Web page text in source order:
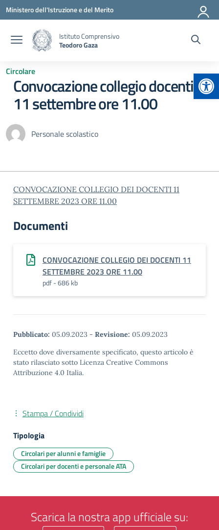
Vai ai contenuti
Vai al menu di navigazione
Vai al footer
Ministero dell'Istruzione e del Merito
Istituto Comprensivo
Teodoro Gaza
Circolare
Convocazione collegio docenti
11 settembre ore 11.00
Personale scolastico
CONVOCAZIONE COLLEGIO DEI DOCENTI 11
SETTEMBRE 2023 ORE 11.00
Documenti
CONVOCAZIONE COLLEGIO DEI DOCENTI 11
SETTEMBRE 2023 ORE 11.00
pdf - 686 kb
Pubblicato: 05.09.2023 - Revisione: 05.09.2023
Eccetto dove diversamente specificato, questo articolo è
stato rilasciato sotto Licenza Creative Commons
Attribuzione 4.0 Italia.
Stampa / Condividi
Tipologia
Circolari per alunni e famiglie
Circolari per docenti e personale ATA
Scarica la nostra app ufficiale su: